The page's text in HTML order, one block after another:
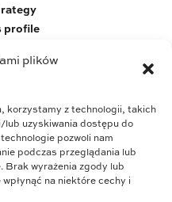
plików
korzystamy z technologii, takich
lub uzyskiwania dostępu do
pozwoli nam
podczas przeglądania lub
Brak wyrażenia zgody lub
na niektóre cechy i
profile
© 2023